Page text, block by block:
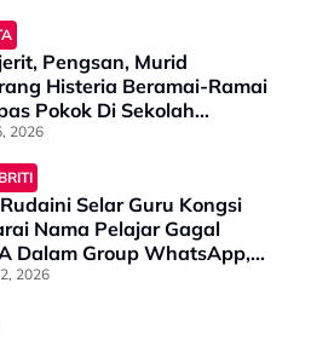
Pengsan, Murid
Histeria Beramai-Ramai
Pokok Di Sekolah
2026
Selar Guru Kongsi
Nama Pelajar Gagal
Dalam Group WhatsApp,
Boleh Jejas Maruah &
Jenis Orang Ada”
2026